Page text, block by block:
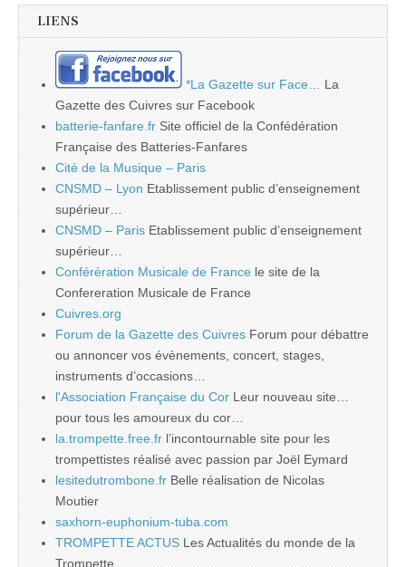
LIENS
*La Gazette sur Face…
La
Gazette des Cuivres sur Facebook
batterie-fanfare.fr Site officiel de la Confédération
Française des Batteries-Fanfares
Cité de la Musique – Paris
CNSMD – Lyon Etablissement public d’enseignement
supérieur…
CNSMD – Paris Etablissement public d’enseignement
supérieur…
Conférération Musicale de France le site de la
Confereration Musicale de France
Cuivres.org
Forum de la Gazette des Cuivres Forum pour débattre
ou annoncer vos évènements, concert, stages,
instruments d’occasions…
l'Association Française du Cor Leur nouveau site…
pour tous les amoureux du cor…
la.trompette.free.fr l’incontournable site pour les
trompettistes réalisé avec passion par Joël Eymard
lesitedutrombone.fr Belle réalisation de Nicolas
Moutier
saxhorn-euphonium-tuba.com
TROMPETTE ACTUS Les Actualités du monde de la
Trompette